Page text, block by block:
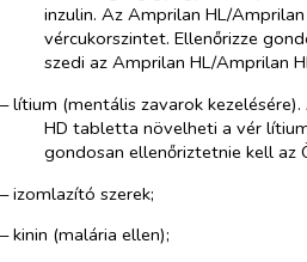
inzulin. Az Amprilan HL/
vércukorszintet. Ellenőrizze
szedi az Amprilan HL/Amprilan
– lítium (mentális zavarok
HD tabletta növelheti a vér
gondosan ellenőriztetnie kell az
– izomlazító szerek;
– kinin (malária ellen);